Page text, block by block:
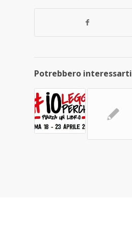
Potrebbero interessarti